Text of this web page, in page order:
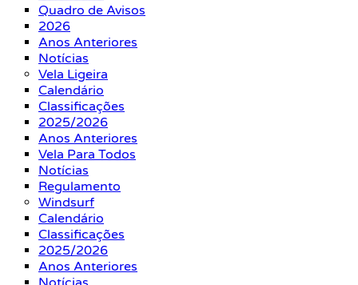
Quadro de Avisos
2026
Anos Anteriores
Notícias
Vela Ligeira
Calendário
Classificações
2025/2026
Anos Anteriores
Vela Para Todos
Notícias
Regulamento
Windsurf
Calendário
Classificações
2025/2026
Anos Anteriores